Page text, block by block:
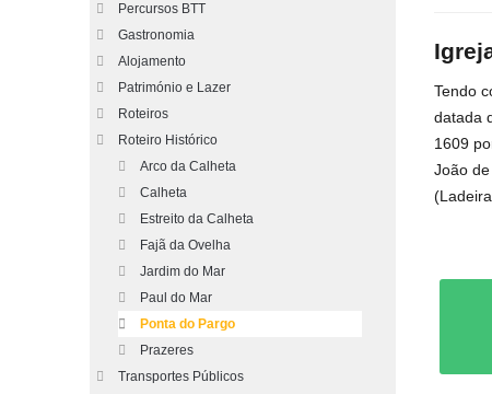
Tendo
datada
1609
João
Percursos BTT
Gastronomia
Alojamento
Património e Lazer
Roteiros
Roteiro Histórico
Arco da Calheta
Calheta
Estreito da Calheta
Fajã da Ovelha
Jardim do Mar
Paul do Mar
Ponta do Pargo
Prazeres
Transportes Públicos